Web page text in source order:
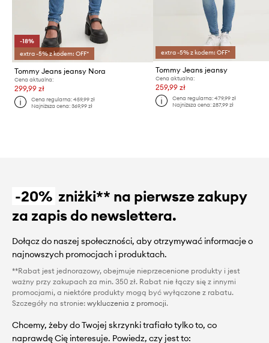
-18%
extra -5% z kodem: OFF*
Tommy Jeans jeansy Nora
Cena aktualna:
299,99 zł
Cena regularna:459,99 zł
Najniższa cena:369,99 zł
extra -5% z kodem: OFF*
Tommy Jeans jeansy
Cena aktualna:
259,99 zł
Cena regularna: 479,99 zł
Najniższa cena: 287,99 zł
-20% zniżki** na pierwsze zakupy
za zapis do newslettera.
Dołącz do naszej społeczności, aby otrzymywać informacje o
najnowszych promocjach i produktach.
**Rabat jest jednorazowy, obejmuje nieprzecenione produkty i jest
ważny przy zakupach za min. 350 zł. Rabat nie łączy się z innymi
promocjami, a niektóre produkty mogą być wyłączone z rabatu.
Szczegóły na stronie: wykluczenia z promocji.
Chcemy, żeby do Twojej skrzynki trafiało tylko to, co
naprawdę Cię interesuje. Powiedz, czy jest to: